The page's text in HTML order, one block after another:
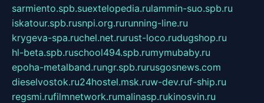
sarmiento.spb.suextelopedia.rulammin-suo.spb.ru
iskatour.spb.rusnpi.org.rurunning-line.ru
krygeva-spa.ruchel.net.rurust-loco.rudugshop.ru
hl-beta.spb.ruschool494.spb.rumymubaby.ru
epoha-metalband.rungr.spb.rurusgosnews.com
dieselvostok.ru24hostel.msk.ruw-dev.ruf-ship.ru
regsmi.rufilmnetwork.rumalinasp.rukinosvin.ru